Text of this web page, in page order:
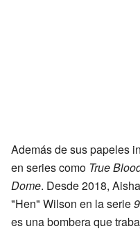
Además de sus papeles
en series como True
Dome. Desde 2018,
"Hen" Wilson en la serie
es una bombera que